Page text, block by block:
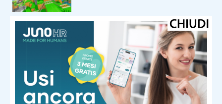
Google ridefinisce la leadership
dell’intelligenza artificiale
Tecnologia
Il codice segreto dei neuroni, lo
studio CNR su Nature